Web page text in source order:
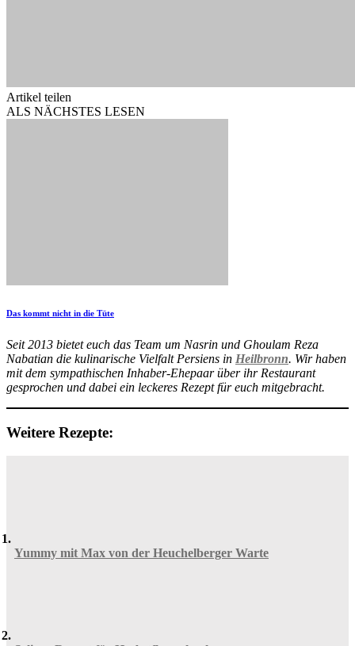
Artikel teilen
ALS NÄCHSTES LESEN
Das kommt nicht in die Tüte
Seit 2013 bietet euch das Team um Nasrin und Ghoulam Reza
Nabatian die kulinarische Vielfalt Persiens in Heilbronn. Wir haben
mit dem sympathischen Inhaber-Ehepaar über ihr Restaurant
gesprochen und dabei ein leckeres Rezept für euch mitgebracht.
Weitere Rezepte:
Yummy mit Max von der Heuchelberger Warte